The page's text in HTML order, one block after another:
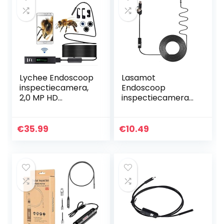
Lychee Endoscoop
inspectiecamera,
2,0 MP HD
WiFi endoscoop,
€35.99
Lasamot
Endoscoop
inspectiecamera
endoscoop, 6 leds,
€10.49